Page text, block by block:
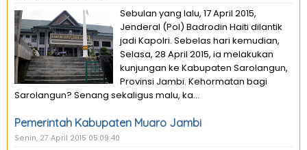
Sebulan yang lalu, 17 April 2015,
Jenderal (Pol) Badrodin Haiti dilantik
jadi Kapolri. Sebelas hari kemudian,
Selasa, 28 April 2015, ia melakukan
kunjungan ke Kabupaten Sarolangun,
Provinsi Jambi. Kehormatan bagi
Sarolangun? Senang sekaligus malu, ka...
Pemerintah Kabupaten Muaro Jambi
Senin, 27 April 2015 05:09:40